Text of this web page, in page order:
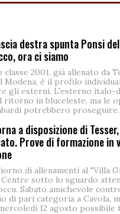
destra spunta Ponsi
ora ci siamo
2001, già allenato da
Modena, è il profilo
gli esterni. L'esterno italo-
ritorno in bluceleste, ma le
potrebbero proseguire.
a disposizione di
Prove di formazione in
di allenamenti al "Villa
sotto lo sguardo
Sabato amichevole
di pari categoria a Cavola,
12 agosto possibile